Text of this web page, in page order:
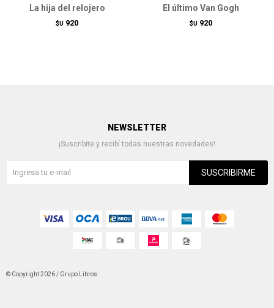
La hija del relojero
$U 920
El último Van Gogh
$U 920
NEWSLETTER
¡Suscribite y recibí todas nuestras novedades!
SUSCRIBIRME
© Copyright 2026 / Grupo Libros